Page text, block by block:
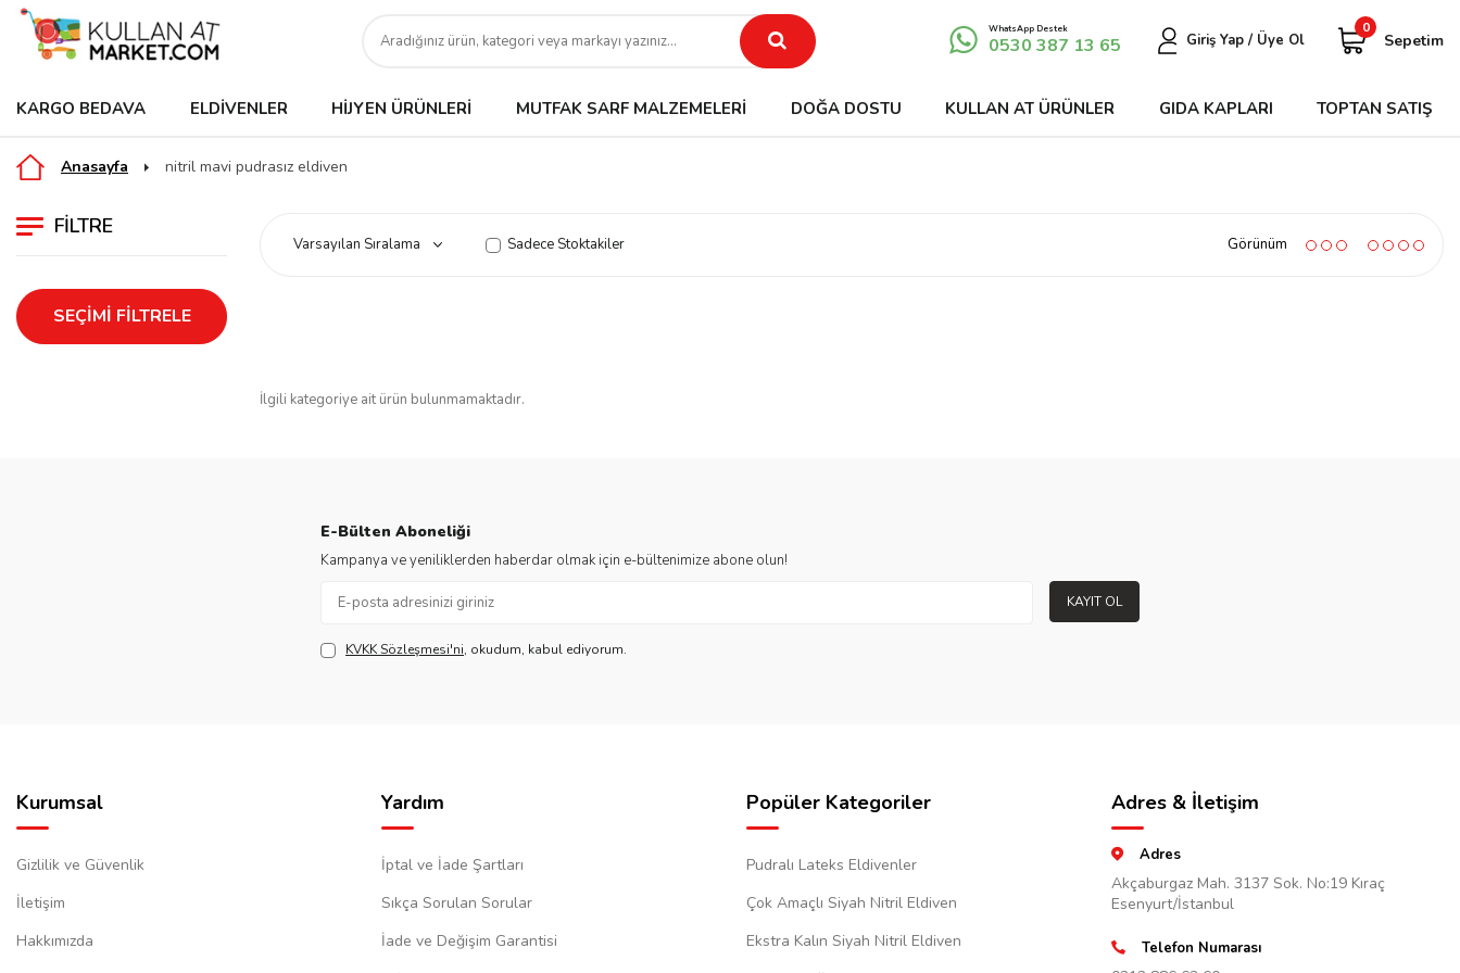
WhatsApp Destek
0530 387 13 65 Giriş Yap / Üye Ol
0
Sepetim
KARGO BEDAVA ELDIVENLER HIJYEN ÜRÜNLERI MUTFAK SARF MALZEMELERI DOĞA DOSTU KULLAN AT ÜRÜNLER GIDA KAPLARI TOPTAN SATIŞ
Anasayfa nitril mavi pudrasız eldiven
FILTRE
SEÇIMI FILTRELE
Sadece Stoktakiler Görünüm
İlgili kategoriye ait ürün bulunmamaktadır.
E-Bülten Aboneliği
Kampanya ve yeniliklerden haberdar olmak için e-bültenimize abone olun!
KAYIT OL
KVKK Sözleşmesi'ni, okudum, kabul ediyorum.
Kurumsal
Gizlilik ve Güvenlik
İletişim
Hakkımızda
Yardım
İptal ve İade Şartları
Sıkça Sorulan Sorular
İade ve Değişim Garantisi
Popüler Kategoriler
Pudralı Lateks Eldivenler
Çok Amaçlı Siyah Nitril Eldiven
Ekstra Kalın Siyah Nitril Eldiven
Adres & İletişim
Adres
Akçaburgaz Mah. 3137 Sok. No:19 Kıraç
Esenyurt/İstanbul
Telefon Numarası